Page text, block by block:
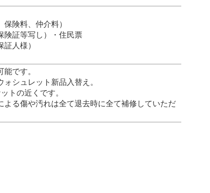
険料、仲介料）
険証等写し）・住民票
人様）
です。
シュレット新品入替え。
トの近くです。
る傷や汚れは全て退去時に全て補修していただ